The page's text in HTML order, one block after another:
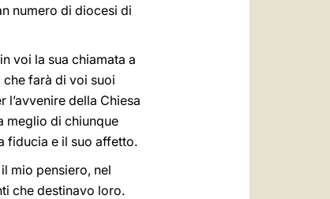
numero di diocesi di
voi la sua chiamata a
farà di voi suoi
della Chiesa
meglio di chiunque
fiducia e il suo affetto.
mio pensiero, nel
che destinavo loro.